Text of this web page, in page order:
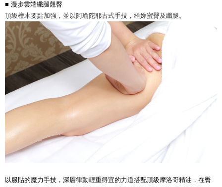
■ 漫步雲端纖腿翹臀
頂級檀木要點加強，並以阿瑜陀耶古式手技，給妳蜜臀及纖腿。
以服貼的魔力手技，深層律動輕重得宜的力道搭配頂級摩洛哥精油，在臀